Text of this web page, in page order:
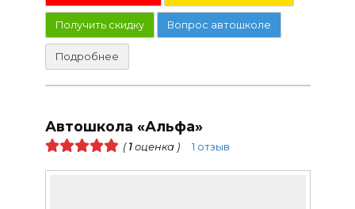
Получить скидку Вопрос автошколе
Подробнее
Автошкола «Альфа»
( 1оценка ) 1 отзыв